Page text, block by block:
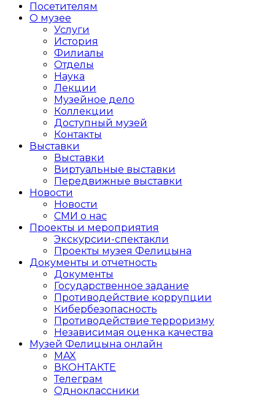
Посетителям
О музее
Услуги
История
Филиалы
Отделы
Наука
Лекции
Музейное дело
Коллекции
Доступный музей
Контакты
Выставки
Выставки
Виртуальные выставки
Передвижные выставки
Новости
Новости
СМИ о нас
Проекты и мероприятия
Экскурсии-спектакли
Проекты музея Фелицына
Документы и отчетность
Документы
Государственное задание
Противодействие коррупции
Кибер­безопасность
Противодействие терроризму
Независимая оценка качества
Музей Фелицына онлайн
MAX
ВКОНТАКТЕ
Телеграм
Одноклассники